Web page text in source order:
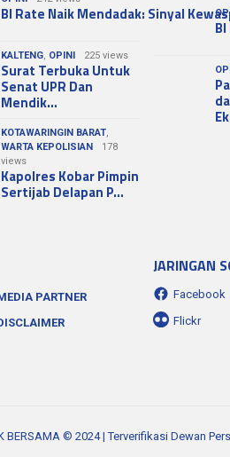
BI Rate Naik Mendadak: Sinyal
KALTENG, OPINI 225 views
Surat Terbuka Untuk
Senat UPR Dan
Mendik…
KOTAWARINGIN BARAT,
WARTA KEPOLISIAN
178
views
Kapolres Kobar Pimpin
Sertijab Delapan P…
PARTNER
JARINGAN
Facebook
Flickr
BERSAMA © 2024 | Terverifikasi Dewan Pers